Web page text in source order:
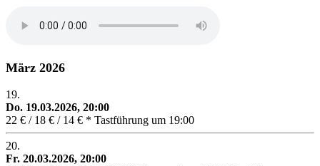
März 2026
19.
Do. 19.03.2026, 20:00
22 € / 18 € / 14 € * Tastführung um 19:00
20.
Fr. 20.03.2026, 20:00